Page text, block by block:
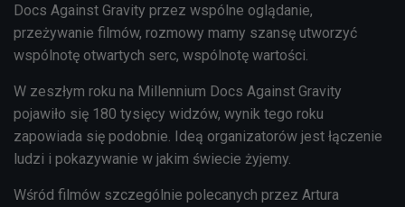
Docs Against Gravity przez wspólne oglądanie,
przeżywanie filmów, rozmowy mamy szansę utworzyć
wspólnotę otwartych serc, wspólnotę wartości.
W zeszłym roku na Millennium Docs Against Gravity
pojawiło się 180 tysięcy widzów, wynik tego roku
zapowiada się podobnie. Ideą organizatorów jest łączenie
ludzi i pokazywanie w jakim świecie żyjemy.
Wśród filmów szczególnie polecanych przez Artura